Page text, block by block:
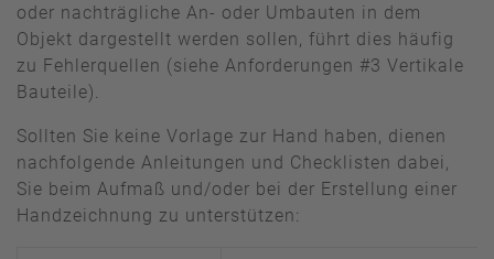
oder nachträgliche An- oder Umbauten in dem
Objekt dargestellt werden sollen, führt dies häufig
zu Fehlerquellen (siehe Anforderungen #3 Vertikale
Bauteile).
Sollten Sie keine Vorlage zur Hand haben, dienen
nachfolgende Anleitungen und Checklisten dabei,
Sie beim Aufmaß und/oder bei der Erstellung einer
Handzeichnung zu unterstützen: